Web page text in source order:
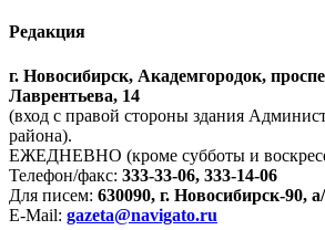
Редакция
г. Новосибирск, Академгородок,
Лаврентьева, 14
(вход с правой стороны здания
района).
ЕЖЕДНЕВНО (кроме субботы и
Телефон/факс: 333-33-06, 333-14-06
Для писем: 630090, г. Новосибирск-90,
E-Mail: gazeta@navigato.ru